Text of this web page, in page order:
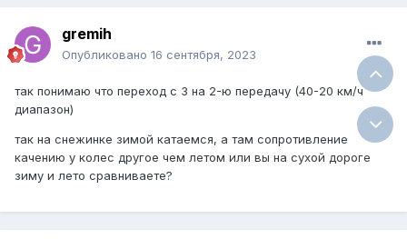
gremih
Опубликовано 16 сентября, 2023
так понимаю что переход с 3 на 2-ю передачу (40-20 км/ч
диапазон)
так на снежинке зимой катаемся, а там сопротивление
качению у колес другое чем летом или вы на сухой дороге
зиму и лето сравниваете?